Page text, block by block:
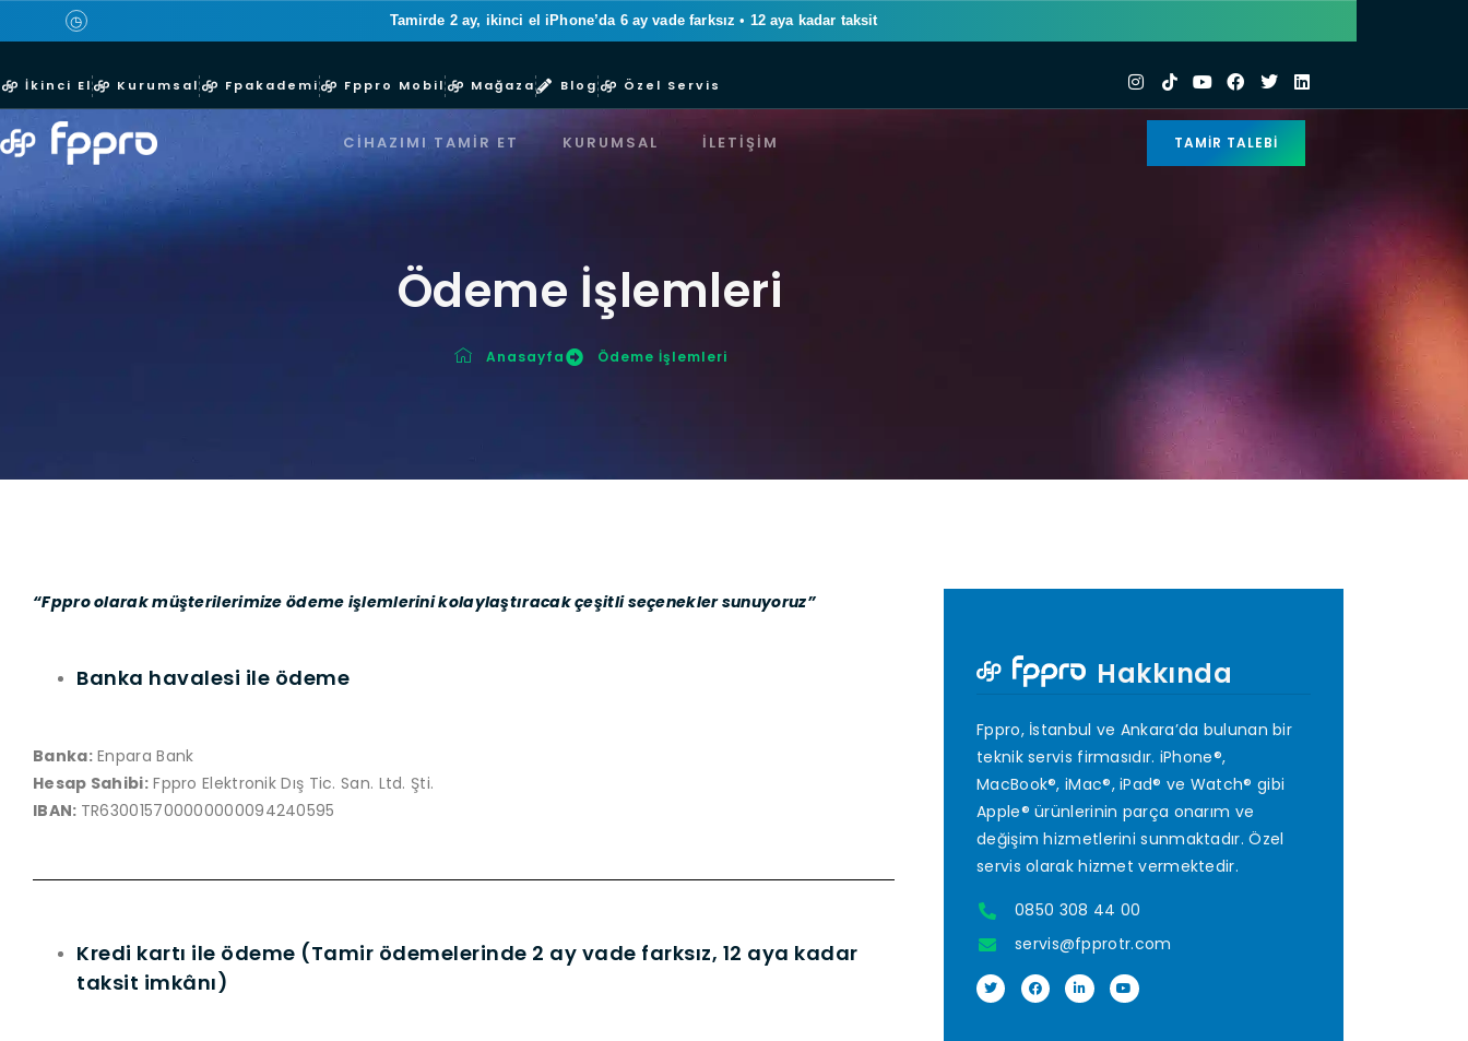
◷ Tamirde 2 ay, ikinci el iPhone’da 6 ay vade farksız • 12 aya kadar taksit
İkinci El Kurumsal Fpakademi Fppro Mobil Mağaza Blog Özel Servis
CIHAZIMI TAMIR ET KURUMSAL İLETIŞIM TAMIR TALEBI
Ödeme İşlemleri
Anasayfa Ödeme İşlemleri
“Fppro olarak müşterilerimize ödeme işlemlerini kolaylaştıracak çeşitli seçenekler sunuyoruz”
Banka havalesi ile ödeme
Banka:Enpara Bank
Hesap Sahibi:Fppro Elektronik Dış Tic. San. Ltd. Şti.
IBAN: TR630015700000000094240595
Kredi kartı ile ödeme (Tamir ödemelerinde 2 ay vade farksız, 12 aya kadar
taksit imkânı)
Hakkında
Fppro, İstanbul ve Ankara’da bulunan bir
teknik servis firmasıdır. iPhone®,
MacBook®, iMac®, iPad® ve Watch® gibi
Apple® ürünlerinin parça onarım ve
değişim hizmetlerini sunmaktadır. Özel
servis olarak hizmet vermektedir.
0850 308 44 00
servis@fpprotr.com